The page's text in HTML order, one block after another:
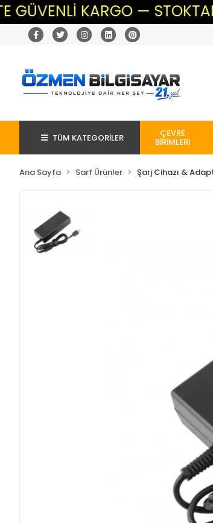
KARGO — STOKTAN
TÜM KATEGORİLER ÇEVRE
BİRİMLERİ
Ana Sayfa Sarf Ürünler Şarj Cihazı &